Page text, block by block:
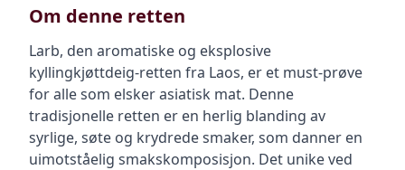
Om denne retten
Larb, den aromatiske og eksplosive
kyllingkjøttdeig-retten fra Laos, er et must-prøve
for alle som elsker asiatisk mat. Denne
tradisjonelle retten er en herlig blanding av
syrlige, søte og krydrede smaker, som danner en
uimotståelig smakskomposisjon. Det unike ved